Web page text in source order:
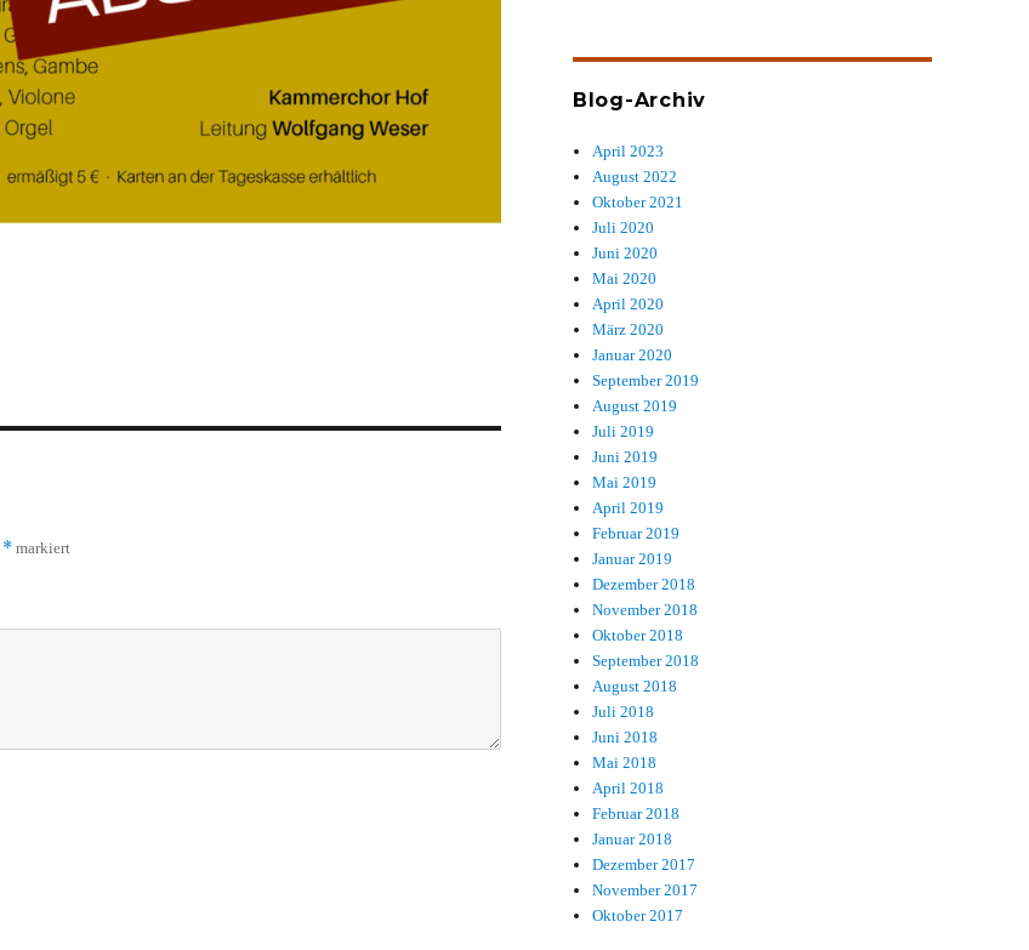
* markiert
Blog-Archiv
April 2023
August 2022
Oktober 2021
Juli 2020
Juni 2020
Mai 2020
April 2020
März 2020
Januar 2020
September 2019
August 2019
Juli 2019
Juni 2019
Mai 2019
April 2019
Februar 2019
Januar 2019
Dezember 2018
November 2018
Oktober 2018
September 2018
August 2018
Juli 2018
Juni 2018
Mai 2018
April 2018
Februar 2018
Januar 2018
Dezember 2017
November 2017
Oktober 2017